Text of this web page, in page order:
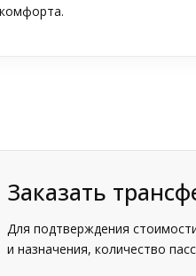
комфорта.
Заказать
Для подтверждения
и назначения, количество